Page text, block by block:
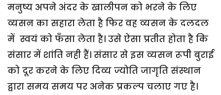
मनुष्य अपने अंदर के खालीपन को भरने के लिए
व्यसन का सहारा लेता है फिर वह व्यसन के दलदल
में स्वयं को फँसा लेता है। उसे ऐसा प्रतीत होता है कि
संसार में शांति नही हैं। संसार से इस व्यसन रूपी बुराई
को दूर करने के लिए दिव्य ज्योति जागृति संस्थान
द्वारा समय समय पर अनेक प्रकल्प चलाए गए है।